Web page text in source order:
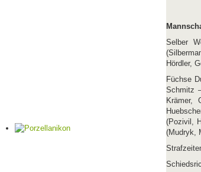
Selber
Hördler,
Füchse
Schmitz
Krämer,
(Pozivil,
(Mudryk,